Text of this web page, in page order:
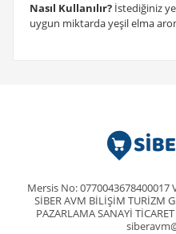
Nasıl Kullanılır?İstediğiniz
uygun miktarda yeşil elma
Mersis No: 0770043678400017
SİBER AVM BİLİŞİM TURİZM
PAZARLAMA SANAYİ